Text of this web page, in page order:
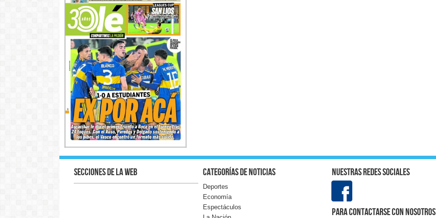
Secciones de la web Categorías de noticias
Deportes
Economía
Espectáculos
Nuestras redes sociales
Para contactarse con nosotros